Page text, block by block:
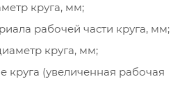
круга, мм;
рабочей части круга, мм;
круга, мм;
круга (увеличенная рабочая